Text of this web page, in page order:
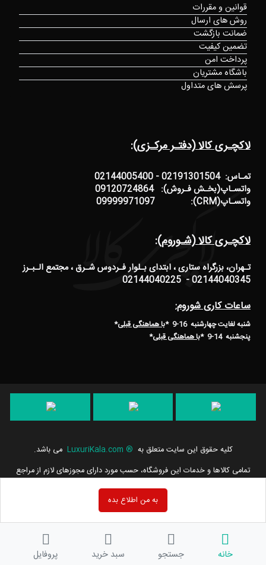
به من اطلاع بده
لاکچـری کالا (دفتـر مرکـزی):
تمـاس: 02191301504 - 02144005400
واتسـاپ(بخـش فـروش): 09120724864
واتسـاپ(CRM): 09999971097
لاکچـری کالا (شـوروم):
تـهران، بزرگراه ستاری ، ابتدای بـلوار فـردوس شـرق ، مجتمع الـبـرز
02144040345 - 02144040225
ساعات کاری شوروم:
شنبه لغایت چهارشنبه 16-9 * با هماهنگی قبلی*
پنجشنبه 14-9
*با هماهنگی قبلی*
قوانین و مقررات
روش های ارسال
ضمانت بازگشت
تضمین کیفیت
پرداخت امن
باشگاه مشتریان
پرسش های متداول
کلیه حقوق این سایت متعلق به ®
LuxuriKala.com می باشد.
تمامی كالاها و خدمات این فروشگاه، حسب مورد دارای مجوزهای لازم از مراجع
مربوطه می باشند و فعالیت های این سایت تابع قوانین و مقررات جمهوری
خانه جستجو سبد خرید پروفایل